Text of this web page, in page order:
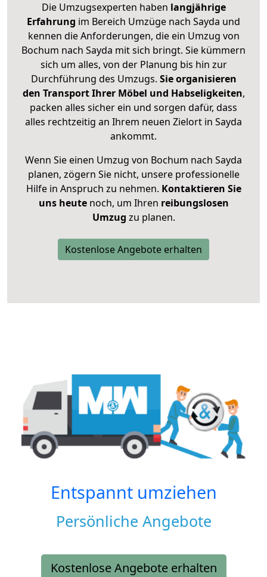
Die Umzugsexperten haben langjährige
Erfahrung im Bereich Umzüge nach Sayda und
kennen die Anforderungen, die ein Umzug von
Bochum nach Sayda mit sich bringt. Sie kümmern
sich um alles, von der Planung bis hin zur
Durchführung des Umzugs. Sie organisieren
den Transport Ihrer Möbel und Habseligkeiten,
packen alles sicher ein und sorgen dafür, dass
alles rechtzeitig an Ihrem neuen Zielort in Sayda
ankommt.
Wenn Sie einen Umzug von Bochum nach Sayda
planen, zögern Sie nicht, unsere professionelle
Hilfe in Anspruch zu nehmen. Kontaktieren Sie
uns heutenoch, um Ihren reibungslosen
Umzug zu planen.
Kostenlose Angebote erhalten
Entspannt umziehen
Persönliche Angebote
Kostenlose Angebote erhalten